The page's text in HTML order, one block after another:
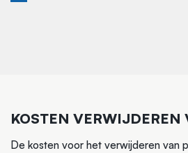
KOSTEN VERWIJDEREN
De kosten voor het verwijderen van